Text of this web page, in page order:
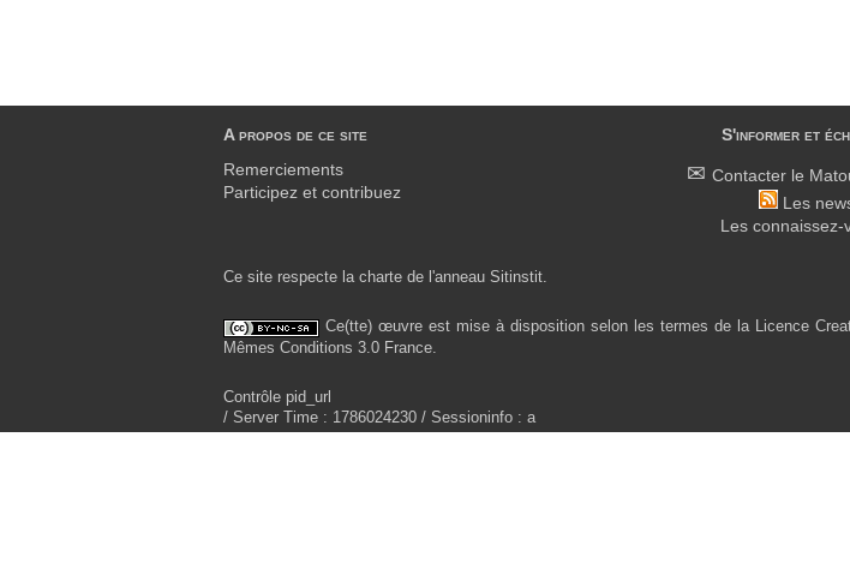
A propos de ce site
Remerciements
Participez et contribuez
S'informer et
Contacter le
Les
Les connaissez-
Ce site respecte la charte de l'anneau Sitinstit.
Ce(tte) œuvre est mise à disposition selon les termes de la Licence
Mêmes Conditions 3.0 France.
Contrôle pid_url
/ Server Time : 1786024230 / Sessioninfo : a